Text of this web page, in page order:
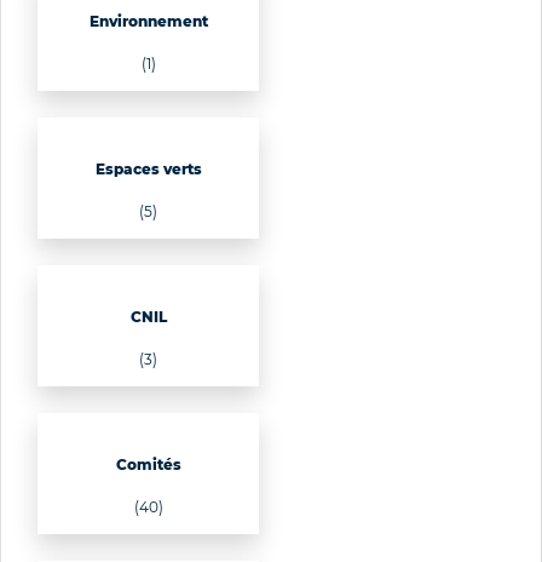
Environnement
(1)
Espaces verts
(5)
CNIL
(3)
Comités
(40)